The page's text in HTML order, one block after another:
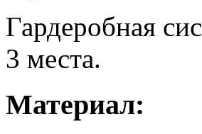
Гардеробная
3 места.
Материал: